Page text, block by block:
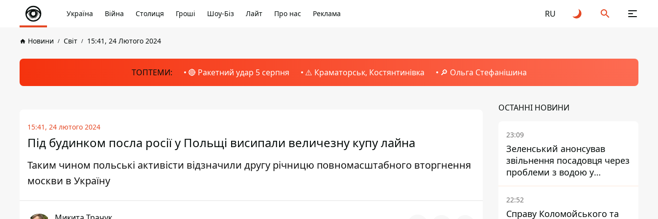
Україна Війна Столиця Гроші Шоу-Біз Лайт Про нас Реклама RU
Новини Світ 15:41, 24 Лютого 2024
ТОПТЕМИ: 🔴 Ракетний удар 5 серпня ⚠️ Краматорськ, Костянтинівка 🔎 Ольга Стефанішина
15:41, 24 лютого 2024
Під будинком посла росії у Польщі висипали величезну купу лайна
Таким чином польські активісти відзначили другу річницю повномасштабного вторгнення
москви в Україну
ОСТАННІ НОВИНИ
23:09
Зеленський анонсував
звільнення посадовця через
проблеми з водою у
Марганці
22:52
Справу Коломойського та